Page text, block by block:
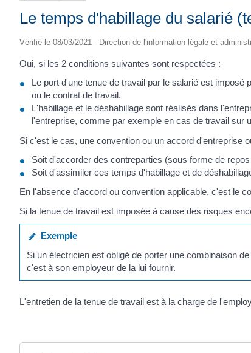
Le temps d'habillage du salarié
Vérifié le 08/03/2021 - Direction de l'information légale et
Oui, si les 2 conditions suivantes sont respectées :
Le port d'une tenue de travail par le salarié est imposé
ou le contrat de travail.
L'habillage et le déshabillage sont réalisés dans
l'entreprise, comme par exemple en cas de travail sur
Si c'est le cas, une convention ou un accord d'entreprise
Soit d'accorder des contreparties (sous forme de
Soit d'assimiler ces temps d'habillage et de
En l'absence d'accord ou convention applicable, c'est le
Si la tenue de travail est imposée à cause des risques
Exemple
Si un électricien est obligé de porter une combinaison
c'est à son employeur de la lui fournir.
L'entretien de la tenue de travail est à la charge de